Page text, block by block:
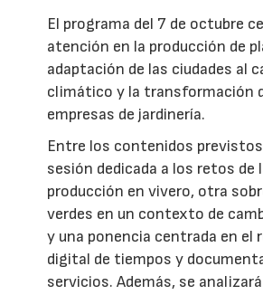
El programa del 7 de octubre
atención en la producción de
adaptación de las ciudades al
climático y la transformación
empresas de jardinería.
Entre los contenidos
sesión dedicada a los retos de
producción en vivero, otra
verdes en un contexto de
y una ponencia centrada en el
digital de tiempos y
servicios. Además, se